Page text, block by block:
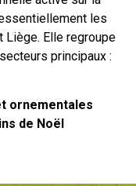
les
Liège. Elle regroupe
principaux :
ornementales
de Noël